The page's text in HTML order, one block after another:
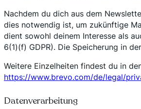
Nachdem du dich aus dem
dies notwendig ist, um zukünftige
dient sowohl deinem Interesse als
6(1)(f) GDPR). Die Speicherung in
Weitere Einzelheiten findest du in
https://www.brevo.com/de/legal/
Datenverarbeitung